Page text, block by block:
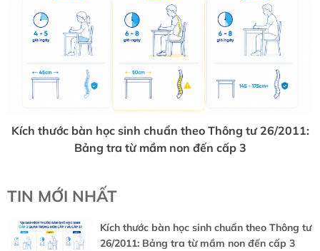
Kích thước bàn học sinh chuẩn theo Thông tư 26/2011:
Bảng tra từ mầm non đến cấp 3
TIN MỚI NHẤT
Kích thước bàn học sinh chuẩn theo Thông tư
26/2011: Bảng tra từ mầm non đến cấp 3